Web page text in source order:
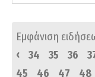
Εμφάνιση
‹
34 35 36
45
46 47 48